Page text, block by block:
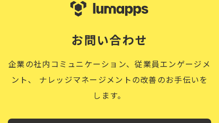
お問い合わせ
企業の社内コミュニケーション、従業員エンゲージメ
ント、
ナレッジマネージメントの改善のお手伝いを
します。